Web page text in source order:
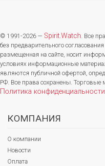
© 1991-2026 — Spirit.Watch. Все
без предварительного
размещенная на сайте, носит
условиях информационные
являются публичной офертой,
РФ. Все права сохранены.
Политика конфиденциальности
КОМПАНИЯ
О компании
Новости
Оплата